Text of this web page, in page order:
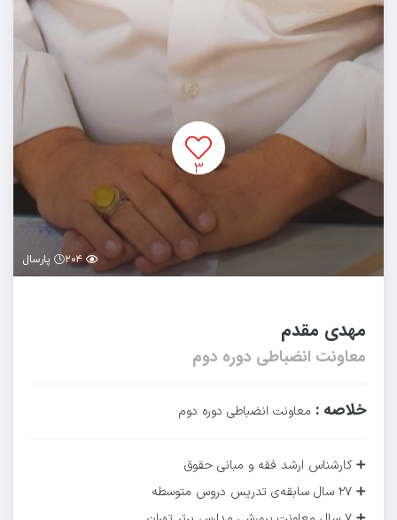
۲۰۴ پارسال
۳
مهدی مقدم
معاونت انضباطی دوره دوم
خلاصه : معاونت انضباطی دوره دوم
➕کارشناس ارشد فقه و مبانی حقوق
➕